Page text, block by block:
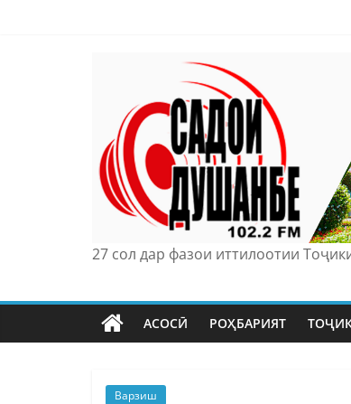
27 сол дар фазои иттилоотии
АСОСӢ РОҲБАРИЯТ
Варзиш